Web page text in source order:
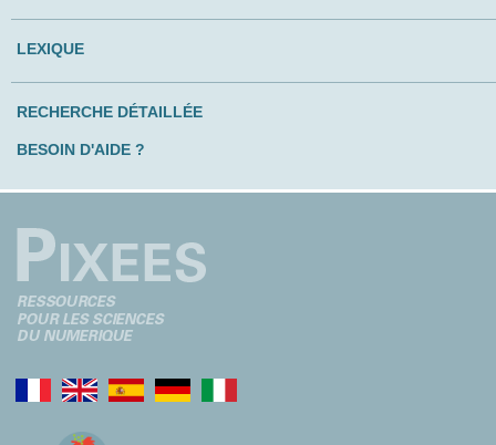
LEXIQUE
RECHERCHE DÉTAILLÉE
BESOIN D'AIDE ?